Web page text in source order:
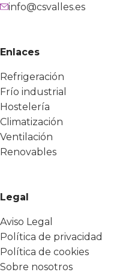
info@csvalles.es
Enlaces
Refrigeración
Frío industrial
Hostelería
Climatización
Ventilación
Renovables
Legal
Aviso Legal
Política de privacidad
Política de cookies
Sobre nosotros